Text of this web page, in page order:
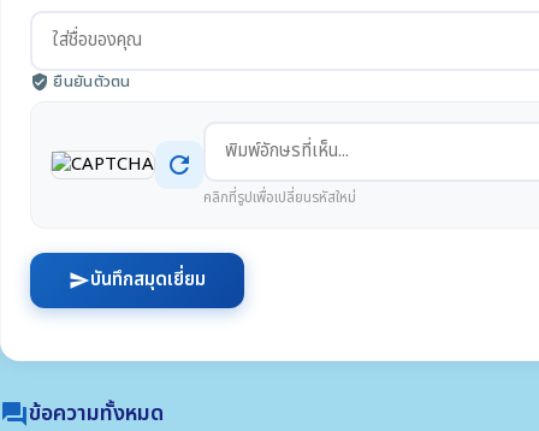
verified_user ยืนยันตัวตน
refresh
คลิกที่รูปเพื่อเปลี่ยนรหัสใหม่
sendบันทึกสมุดเยี่ยม
forumข้อความทั้งหมด